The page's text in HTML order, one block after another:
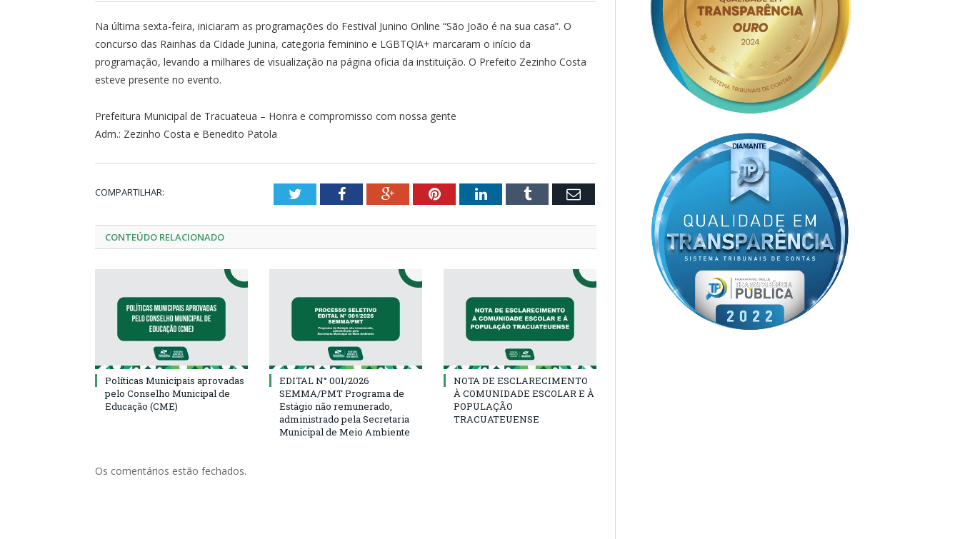
Na última sexta-feira, iniciaram as programações do Festival Junino Online “São João é na sua casa”. O
concurso das Rainhas da Cidade Junina, categoria feminino e LGBTQIA+ marcaram o início da
programação, levando a milhares de visualização na página oficia da instituição. O Prefeito Zezinho Costa
esteve presente no evento.
Prefeitura Municipal de Tracuateua – Honra e compromisso com nossa gente
Adm.: Zezinho Costa e Benedito Patola
COMPARTILHAR: TwitterFacebookGoogle+PinterestLinkedInTumblr Email
CONTEÚDO RELACIONADO
Políticas Municipais aprovadas
pelo Conselho Municipal de
Educação (CME)
EDITAL N° 001/2026
SEMMA/PMT Programa de
Estágio não remunerado,
administrado pela Secretaria
Municipal de Meio Ambiente
NOTA DE ESCLARECIMENTO
À COMUNIDADE ESCOLAR E À
POPULAÇÃO
TRACUATEUENSE
Os comentários estão fechados.